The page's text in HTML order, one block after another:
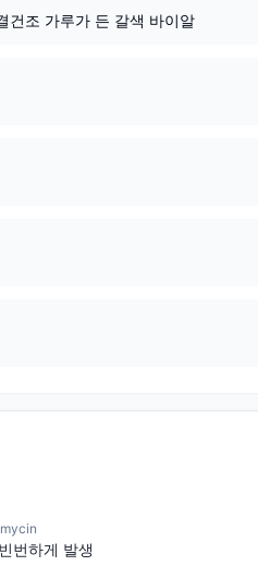
건조 가루가 든 갈색 바이알
번하게 발생